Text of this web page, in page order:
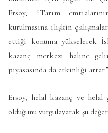
Ersoy, “Tarım
kurulmasına ilişkin
ettiği konuma yükselerek
kazanç merkezi haline
piyasasında da etkinliği
Ersoy, helal kazanç ve helal
olduğunu vurgulayarak şu